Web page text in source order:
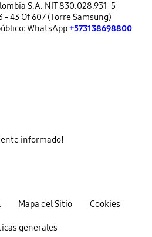
S.A. NIT 830.028.931-5
- 43 Of 607 (Torre Samsung)
WhatsApp+573138698800
Mapa del Sitio Cookies
generales
informado!